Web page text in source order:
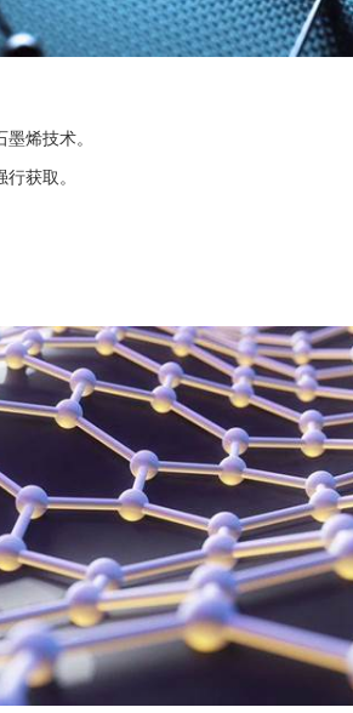
烯技术。
获取。